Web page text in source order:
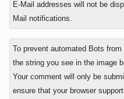
E-Mail addresses will not be
Mail notifications.
To prevent automated Bots
the string you see in the image
Your comment will only be
ensure that your browser